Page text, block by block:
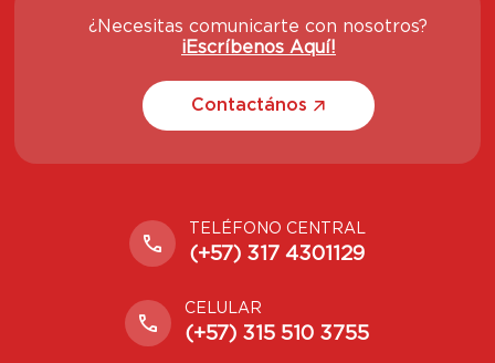
¿Necesitas comunicarte con nosotros?
¡Escríbenos Aquí!
Contactános
TELÉFONO CENTRAL
(+57) 317 4301129
CELULAR
(+57) 315 510 3755